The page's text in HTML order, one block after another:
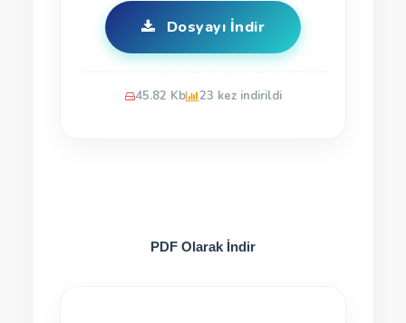
Dosyayı İndir
45.82 Kb 23 kez indirildi
PDF Olarak İndir